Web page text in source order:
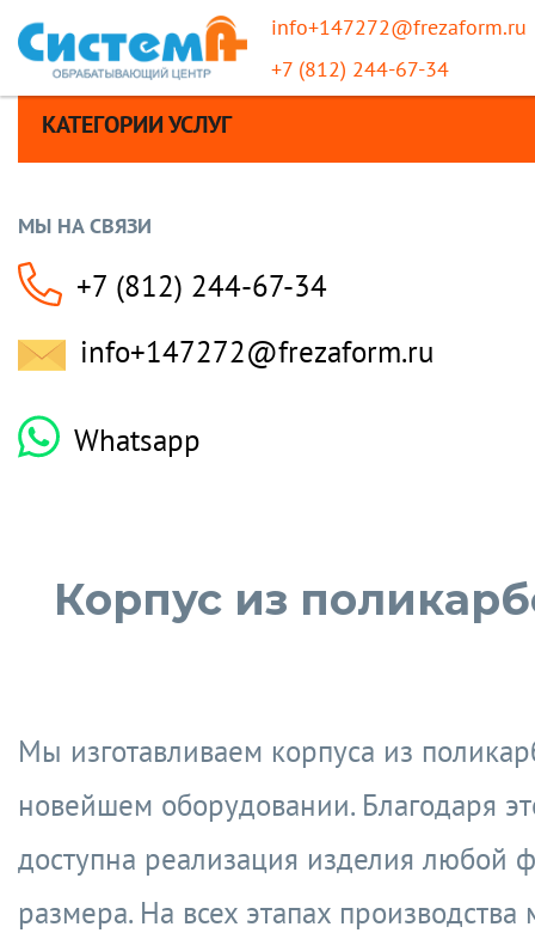
info+147272@frezaform.ru
+7 (812) 244-67-34
КАТЕГОРИИ УСЛУГ
МЫ НА СВЯЗИ
+7 (812) 244-67-34
info+147272@frezaform.ru
Whatsapp
Корпус из
Мы изготавливаем корпуса из
новейшем оборудовании. Благодаря
доступна реализация изделия любой
размера. На всех этапах производства